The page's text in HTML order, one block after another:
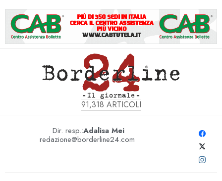
91,318 ARTICOLI
Dir. resp.:Adalisa Mei
redazione@borderline24.com